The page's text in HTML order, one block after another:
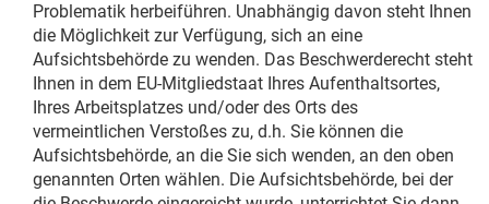
Problematik herbeiführen. Unabhängig davon steht Ihnen
die Möglichkeit zur Verfügung, sich an eine
Aufsichtsbehörde zu wenden. Das Beschwerderecht steht
Ihnen in dem EU-Mitgliedstaat Ihres Aufenthaltsortes,
Ihres Arbeitsplatzes und/oder des Orts des
vermeintlichen Verstoßes zu, d.h. Sie können die
Aufsichtsbehörde, an die Sie sich wenden, an den oben
genannten Orten wählen. Die Aufsichtsbehörde, bei der